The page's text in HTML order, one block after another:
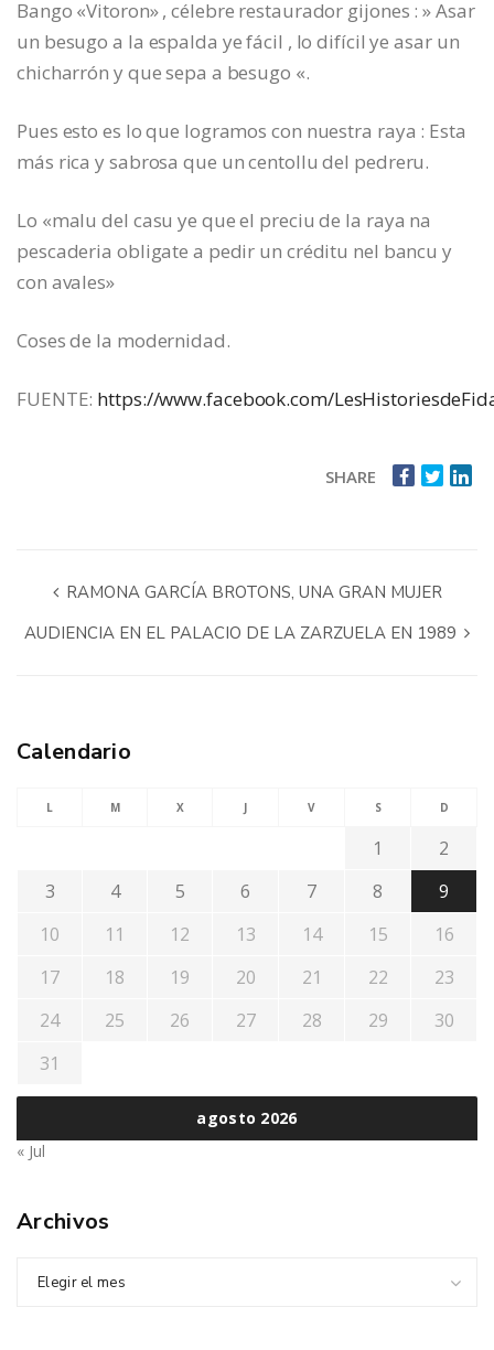
Bango «Vitoron» , célebre restaurador gijones : » Asar
un besugo a la espalda ye fácil , lo difícil ye asar un
chicharrón y que sepa a besugo «.
Pues esto es lo que logramos con nuestra raya : Esta
más rica y sabrosa que un centollu del pedreru.
Lo «malu del casu ye que el preciu de la raya na
pescaderia obligate a pedir un créditu nel bancu y
con avales»
Coses de la modernidad.
FUENTE: https://www.facebook.com/
SHARE
RAMONA GARCÍA BROTONS, UNA GRAN MUJER
AUDIENCIA EN EL PALACIO DE LA ZARZUELA EN 1989
Calendario
agosto 2026
L M X J V S D
1
2
3
4 5 6 7 8
9
10
11 12 13 14 15
16
17
18 19 20 21 22
23
24
25 26 27 28 29
30
31
« Jul
Archivos
Elegir el mes